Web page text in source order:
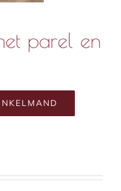
parel en